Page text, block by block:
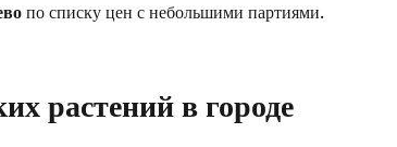
по списку цен с небольшими партиями.
растений в городе